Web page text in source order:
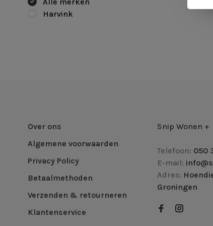
Harvink
Over ons
Algemene voorwaarden
Privacy Policy
Betaalmethoden
Verzenden & retourneren
Klantenservice
Snip Wonen +
Telefoon: 050
E-mail:
Adres:
Groningen